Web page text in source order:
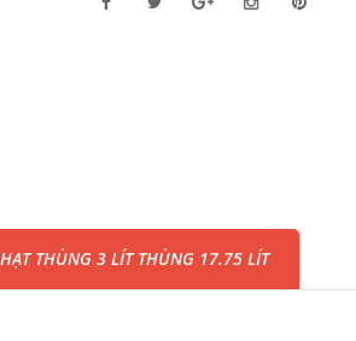
THÙNG 3 LÍT THÙNG 17.75 LÍT